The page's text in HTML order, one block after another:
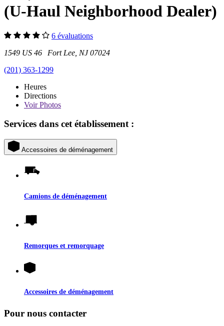
(U-Haul Neighborhood Dealer)
6 évaluations
1549 US 46 Fort Lee, NJ 07024
(201) 363-1299
Heures
Directions
VoirPhotos
Services dans cet établissement :
Accessoires de déménagement
Camions de déménagement
Remorques et remorquage
Accessoires de déménagement
Pour nous contacter